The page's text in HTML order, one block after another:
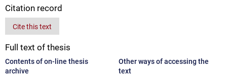
Citation record
Cite this text
Full text of thesis
Contents of on-line thesis
archive
Other ways of accessing the
text